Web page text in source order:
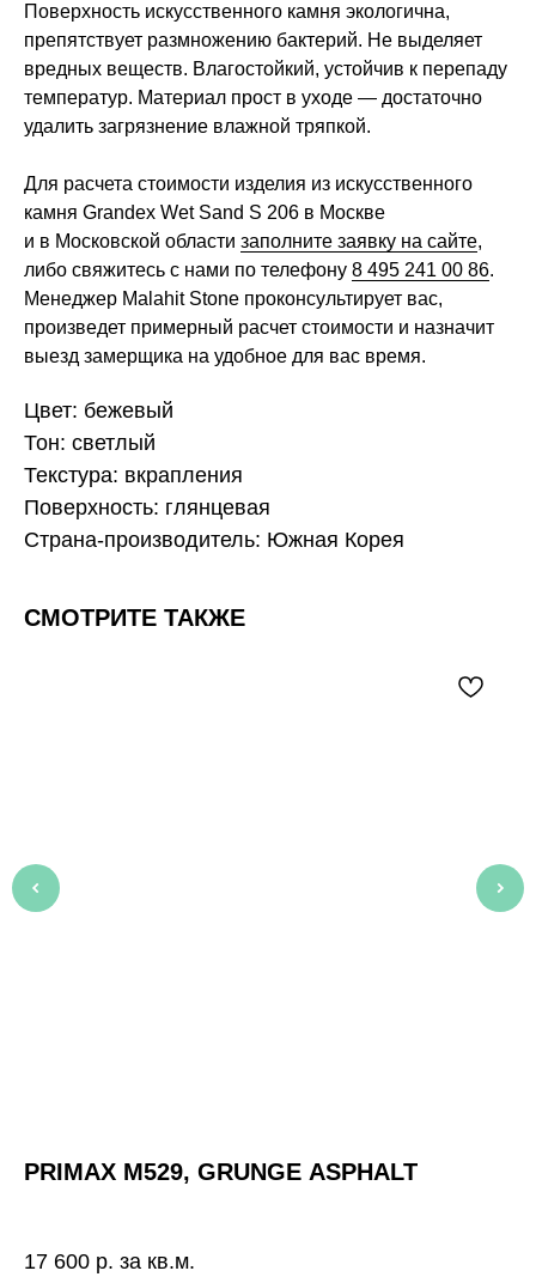
Поверхность искусственного камня экологична,
препятствует размножению бактерий. Не выделяет
вредных веществ. Влагостойкий, устойчив к перепаду
температур. Материал прост в уходе — достаточно
удалить загрязнение влажной тряпкой.
Для расчета стоимости изделия из искусственного
камня Grandex Wet Sand S 206 в Москве
и в Московской области заполните заявку на сайте,
либо свяжитесь с нами по телефону 8 495 241 00 86.
Менеджер Malahit Stone проконсультирует вас,
произведет примерный расчет стоимости и назначит
выезд замерщика на удобное для вас время.
Цвет: бежевый
Тон: светлый
Текстура: вкрапления
Поверхность: глянцевая
Страна-производитель: Южная Корея
СМОТРИТЕ ТАКЖЕ
PRIMAX M529, GRUNGE ASPHALT
17 600 р. за кв.м.